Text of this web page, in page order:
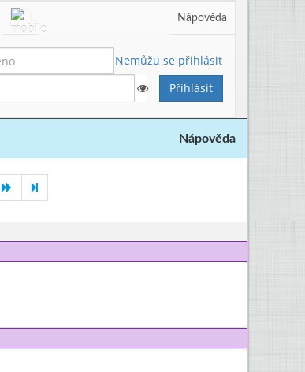
Nápověda
Nemůžu se přihlásit
Nápověda